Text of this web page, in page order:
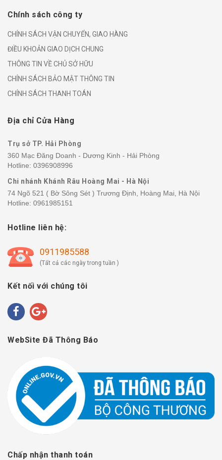
Chính sách công ty
CHÍNH SÁCH VẬN CHUYỂN, GIAO HÀNG
ĐIỀU KHOẢN GIAO DỊCH CHUNG
THÔNG TIN VỀ CHỦ SỞ HỮU
CHÍNH SÁCH BẢO MẬT THÔNG TIN
CHÍNH SÁCH THANH TOÁN
Địa chỉ Cửa Hàng
Trụ sở TP. Hải Phòng
360 Mạc Đăng Doanh - Dương Kinh - Hải Phòng
Hotline: 0396908996
Chi nhánh Khánh Râu Hoàng Mai - Hà Nội
74 Ngõ 521 ( Bờ Sông Sét ) Trương Định, Hoàng Mai, Hà Nội
Hotline: 0961985151
Hotline liên hệ:
0911985588
(Tất cả các ngày trong tuần )
Kết nối với chúng tôi
WebSite Đã Thông Báo
Chấp nhận thanh toán